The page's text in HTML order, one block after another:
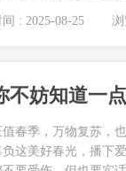
间 : 2025-08-25 浏
不妨知道一
值春季，万物复苏，
负这美好春光，播下